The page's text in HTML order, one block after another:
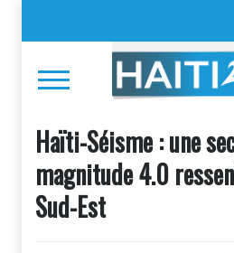
Haïti-Séisme : une
magnitude 4.0
Sud-Est